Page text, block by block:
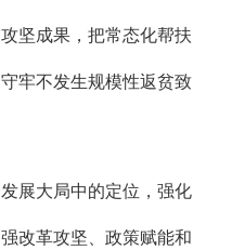
坚成果，把常态化帮扶
牢不发生规模性返贫致
展大局中的定位，强化
改革攻坚、政策赋能和